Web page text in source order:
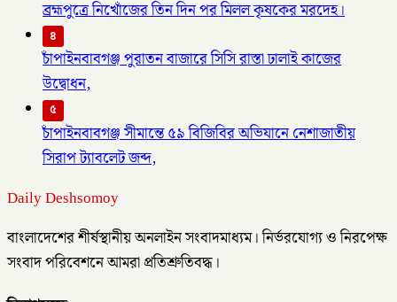
ব্রহ্মপুত্রে নিখোঁজের তিন দিন পর মিলল কৃষকের মরদেহ।
৪
চাঁপাইনবাবগঞ্জ পুরাতন বাজারে সিসি রাস্তা ঢালাই কাজের
উদ্বোধন,
৫
চাঁপাইনবাবগঞ্জ সীমান্তে ৫৯ বিজিবির অভিযানে নেশাজাতীয়
সিরাপ ট্যাবলেট জব্দ,
Daily Deshsomoy
বাংলাদেশের শীর্ষস্থানীয় অনলাইন সংবাদমাধ্যম। নির্ভরযোগ্য ও নিরপেক্ষ
সংবাদ পরিবেশনে আমরা প্রতিশ্রুতিবদ্ধ।